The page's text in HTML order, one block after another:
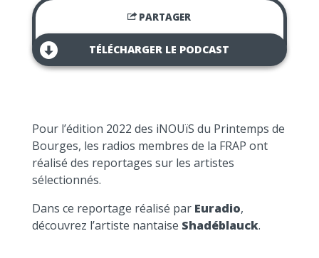
PARTAGER
TÉLÉCHARGER LE PODCAST
Pour l’édition 2022 des iNOUïS du Printemps de
Bourges, les radios membres de la FRAP ont
réalisé des reportages sur les artistes
sélectionnés.
Dans ce reportage réalisé par Euradio,
découvrez l’artiste nantaise Shadéblauck.